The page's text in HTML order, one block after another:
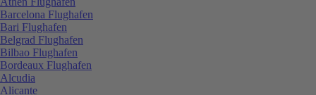
Barcelona Flughafen
Bari Flughafen
Belgrad Flughafen
Bilbao Flughafen
Bordeaux Flughafen
Alcudia
Alicante